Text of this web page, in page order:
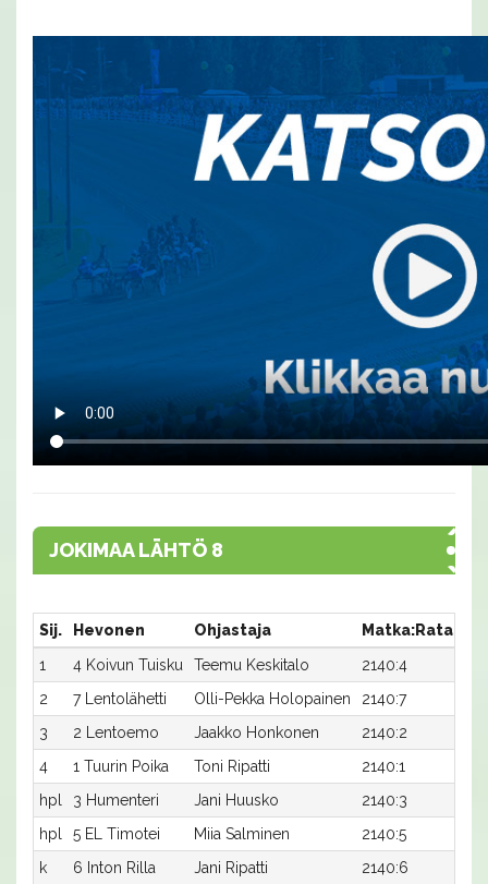
JOKIMAA LÄHTÖ 8
Sij. Hevonen Ohjastaja Matka:Rata
1
4 Koivun Tuisku Teemu Keskitalo 2140:4
2
7 Lentolähetti Olli-Pekka Holopainen 2140:7
3
2 Lentoemo Jaakko Honkonen 2140:2
4
1 Tuurin Poika Toni Ripatti 2140:1
hpl
3 Humenteri Jani Huusko 2140:3
hpl
5 EL Timotei Miia Salminen 2140:5
k
6 Inton Rilla Jani Ripatti 2140:6